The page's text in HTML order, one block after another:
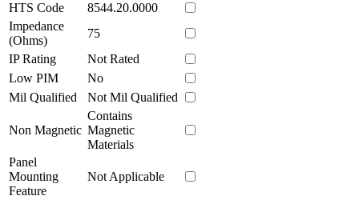
HTS Code
8544.20.0000
Impedance
(Ohms)
75
IP Rating
Not Rated
Low PIM
No
Mil Qualified
Not Mil Qualified
Non Magnetic
Contains
Magnetic
Materials
Panel
Mounting
Feature
Not Applicable